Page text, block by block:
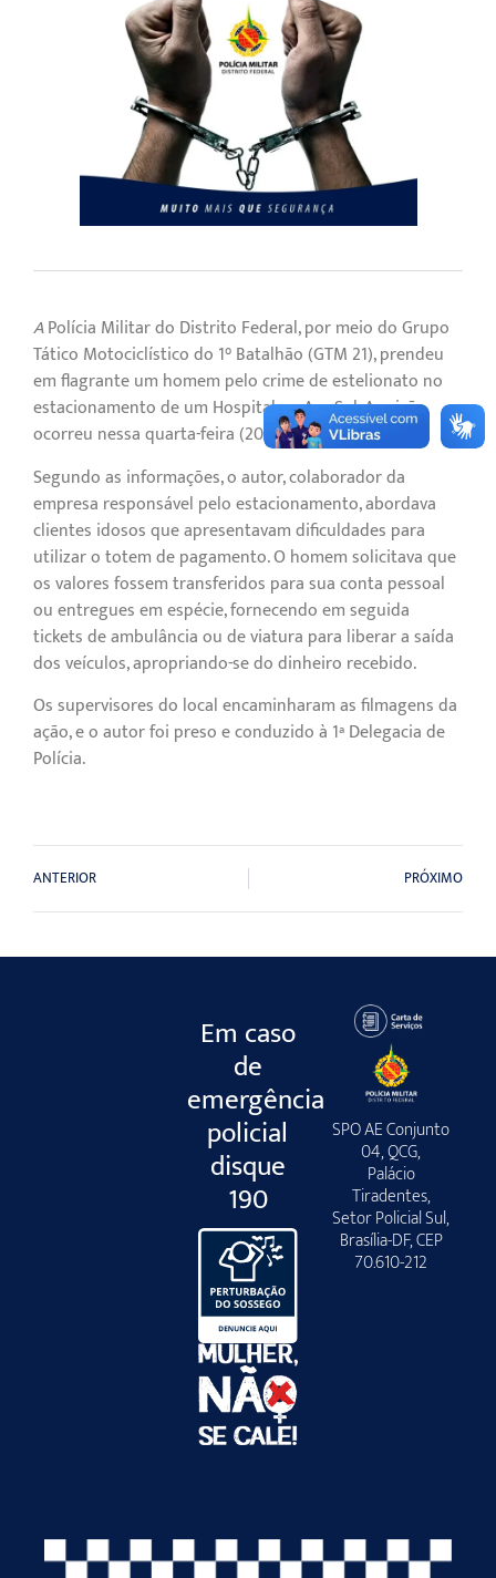
APolícia Militar do Distrito Federal, por meio do Grupo
Tático Motociclístico do 1° Batalhão (GTM 21), prendeu
em flagrante um homem pelo crime de estelionato no
estacionamento de um Hospital na Asa Sul. A prisão
ocorreu nessa quarta-feira (20), por volta das 18h30.
Segundo as informações, o autor, colaborador da
empresa responsável pelo estacionamento, abordava
clientes idosos que apresentavam dificuldades para
utilizar o totem de pagamento. O homem solicitava que
os valores fossem transferidos para sua conta pessoal
ou entregues em espécie, fornecendo em seguida
tickets de ambulância ou de viatura para liberar a saída
dos veículos, apropriando-se do dinheiro recebido.
Os supervisores do local encaminharam as filmagens da
ação, e o autor foi preso e conduzido à 1ª Delegacia de
Polícia.
ANTERIOR PRÓXIMO
Em caso
de
emergência
policial
disque
190
SPO AE Conjunto
04, QCG,
Palácio
Tiradentes,
Setor Policial Sul,
Brasília-DF, CEP
70.610-212